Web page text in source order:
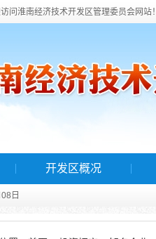
问淮南经济技术开发区管理委员会网站！
开发区概况
日